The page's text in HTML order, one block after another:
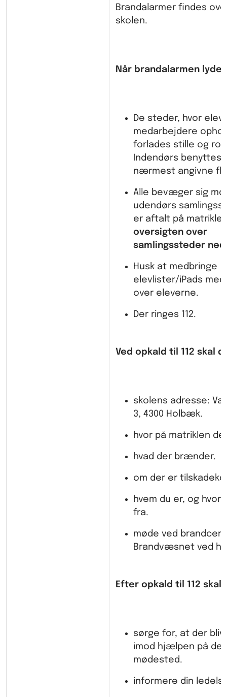
Brandalarmer findes
skolen.
Når brandalarmen
De steder, hvor
medarbejdere
forlades stille og
Indendørs benyttes
nærmest angivne
Alle bevæger sig
udendørs
er aftalt på
oversigten over
samlingssteder
Husk at medbringe
elevlister/iPads med
over eleverne.
Der ringes 112.
Ved opkald til 112 skal
skolens adresse:
3, 4300 Holbæk.
hvor på matriklen
hvad der brænder.
om der er
hvem du er, og hvor
fra.
møde ved
Brandvæsnet ved
Efter opkald til 112 skal
sørge for, at der
imod hjælpen på
mødested.
informere din